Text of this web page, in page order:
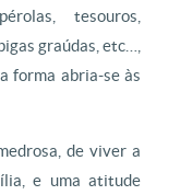
tesouros,
graúdas, etc…,
forma abria-se às
de viver a
e uma atitude